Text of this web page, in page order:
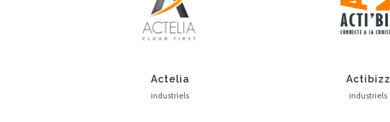
Actelia
industriels
Actibizz
industriels